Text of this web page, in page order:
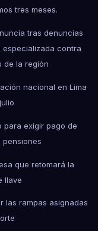
tres meses.
tras denuncias
contra
de la región
nacional en Lima
para exigir pago de
que retomará la
Ilave
las rampas asignadas